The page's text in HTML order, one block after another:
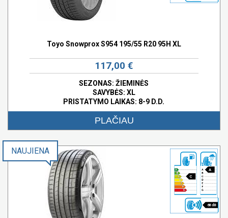
Toyo Snowprox S954 195/55 R20 95H XL
117,00 €
SEZONAS: ŽIEMINĖS
SAVYBĖS: XL
PRISTATYMO LAIKAS: 8-9 D.D.
PLAČIAU
C
A
68 dB
NAUJIENA